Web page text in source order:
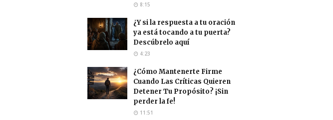
8:15
¿Y si la respuesta a tu oración
ya está tocando a tu puerta?
Descúbrelo aquí
4:23
¿Cómo Mantenerte Firme
Cuando Las Críticas Quieren
Detener Tu Propósito? ¡Sin
perder la fe!
11:51